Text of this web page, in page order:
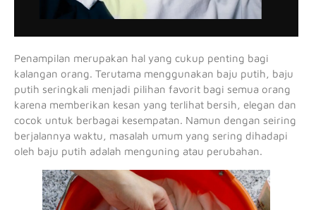
Penampilan merupakan hal yang cukup penting bagi
kalangan orang. Terutama menggunakan baju putih, baju
putih seringkali menjadi pilihan favorit bagi semua orang
karena memberikan kesan yang terlihat bersih, elegan dan
cocok untuk berbagai kesempatan. Namun dengan seiring
berjalannya waktu, masalah umum yang sering dihadapi
oleh baju putih adalah menguning atau perubahan.